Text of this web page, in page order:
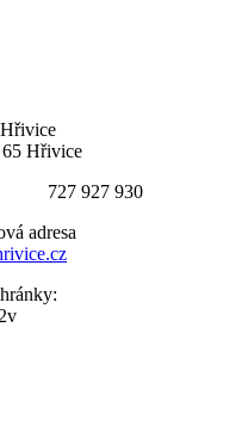
Hřivice
727 927 930
adresa